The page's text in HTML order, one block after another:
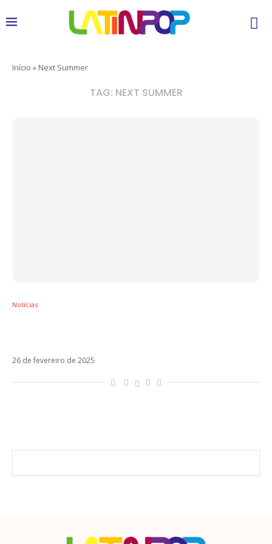
Início » Next Summer
TAG: NEXT SUMMER
Notícias
26 de fevereiro de 2025